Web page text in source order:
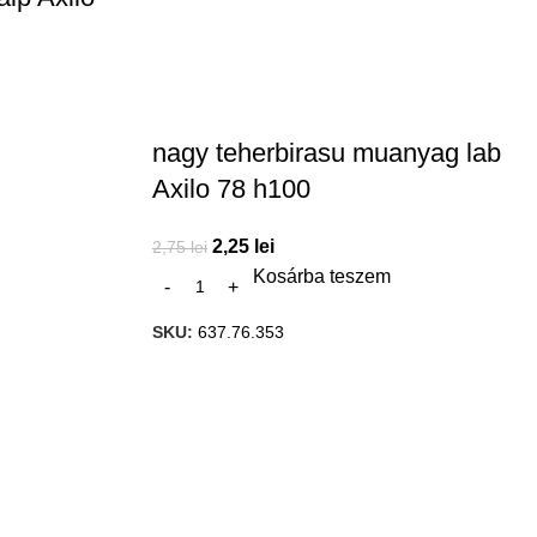
nagy teherbirasu muanyag lab
Axilo 78 h100
2,75lei 2,25 lei
Kosárba teszem
SKU: 637.76.353